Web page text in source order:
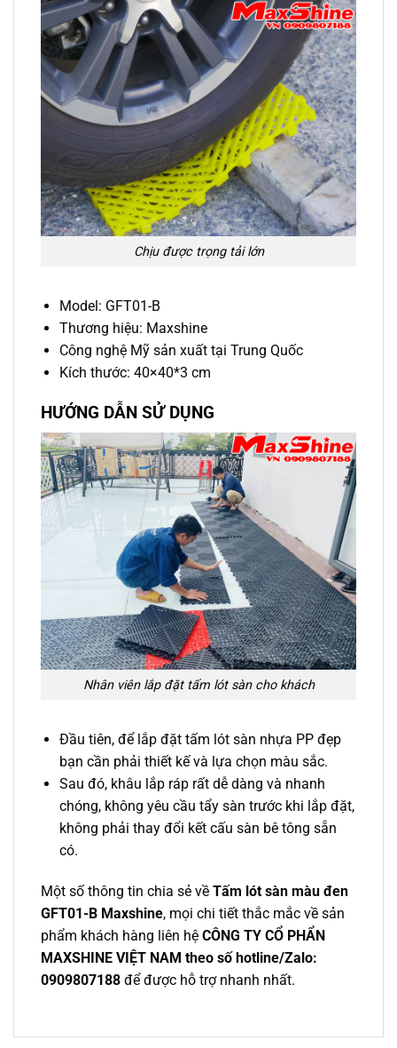
Chịu được trọng tải lớn
Model: GFT01-B
Thương hiệu: Maxshine
Công nghệ Mỹ sản xuất tại Trung Quốc
Kích thước: 40×40*3 cm
HƯỚNG DẪN SỬ DỤNG
Nhân viên lắp đặt tấm lót sàn cho khách
Đầu tiên, để lắp đặt tấm lót sàn nhựa PP đẹp
bạn cần phải thiết kế và lựa chọn màu sắc.
Sau đó, khâu lắp ráp rất dễ dàng và nhanh
chóng, không yêu cầu tẩy sàn trước khi lắp đặt,
không phải thay đổi kết cấu sàn bê tông sẵn
có.
Một số thông tin chia sẻ về Tấm lót sàn màu đen
GFT01-B Maxshine, mọi chi tiết thắc mắc về sản
phẩm khách hàng liên hệ CÔNG TY CỔ PHẨN
MAXSHINE VIỆT NAM theo số hotline/Zalo:
0909807188 để được hỗ trợ nhanh nhất.